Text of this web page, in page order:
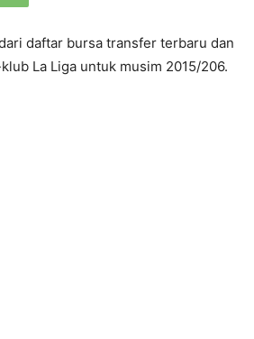
daftar bursa transfer terbaru dan
La Liga untuk musim 2015/206.